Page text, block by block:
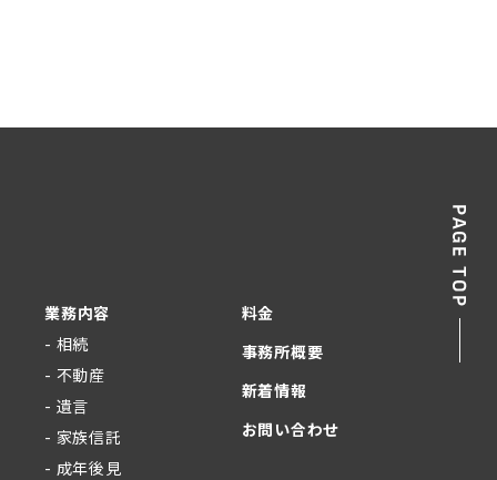
業務内容
- 相続
- 不動産
- 遺言
- 家族信託
- 成年後見
料金
事務所概要
新着情報
お問い合わせ